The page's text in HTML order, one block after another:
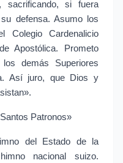
sacrificando, si fuera
defensa. Asumo los
Colegio Cardenalicio
Apostólica. Prometo
demás Superiores
Así juro, que Dios y
Patronos»
del Estado de la
nacional suizo.